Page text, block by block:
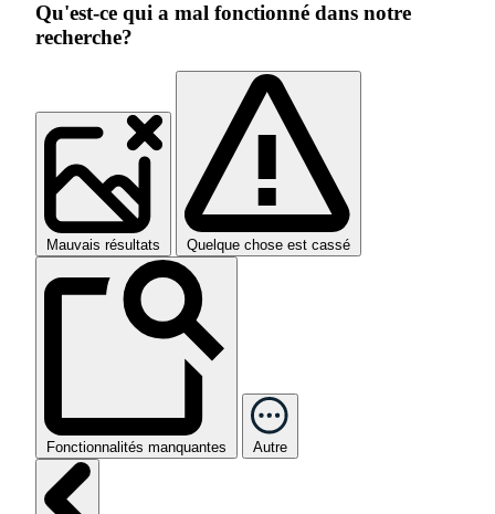
Qu'est-ce qui a mal fonctionné dans notre
recherche?
Mauvais résultats Quelque chose est cassé
Fonctionnalités manquantes Autre